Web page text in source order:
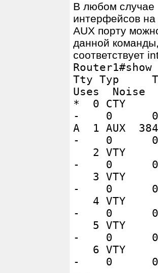
В любом случае
интерфейсов
AUX порту
данной
соответствует
Tty Typ Tx/
Uses Noise
* 0
- 0
A 1 AUX
- 0
2
- 0
3
- 0
4
- 0
5
- 0
6
- 0